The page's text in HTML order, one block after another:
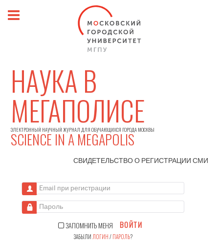
НАУКА В
МЕГАПОЛИСЕ
ЭЛЕКТРОННЫЙ НАУЧНЫЙ ЖУРНАЛ ДЛЯ ОБУЧАЮЩИХСЯ ГОРОДА МОСКВЫ
SCIENCE IN A MEGAPOLIS
СВИДЕТЕЛЬСТВО О РЕГИСТРАЦИИСМИ
Email при регистрации
Пароль
ЗАПОМНИТЬ МЕНЯ ВОЙТИ
ЗАБЫЛИ ЛОГИН/ПАРОЛЬ?